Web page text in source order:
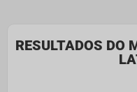
RESULTADOS DO